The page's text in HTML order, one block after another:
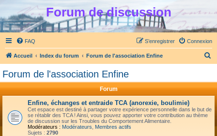
Forum de discussion
FAQ Connexion
S’enregistrer
Accueil Index du forum Forum de l'association Enfine
Forum de l'association Enfine
Forum
Enfine, échanges et entraide TCA (anorexie, boulimie)
Cet espace est destiné à partager votre expérience personnelle dans le but de
se rétablir des TCA ! Ainsi, vous pouvez apporter votre contribution au thème
de discussion sur les Troubles du Comportement Alimentaire.
Modérateurs : Modérateurs
Membres actifs
Sujets : 2790